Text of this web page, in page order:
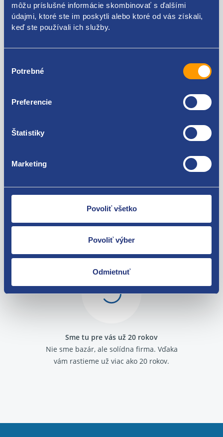
môžu príslušné informácie skombinovať s ďalšími
údajmi, ktoré ste im poskytli alebo ktoré od vás získali,
keď ste používali ich služby.
súhlasu
Potrebné
Preferencie
Štatistiky
Marketing
Povoliť všetko
Povoliť výber
Odmietnuť
Dacia Logan 2004 - 2008
Dacia Logan 2008 - 2013
Renault Clio III 2005 - 2009
Renault Espace IV 2006 - 2015
Renault Laguna II 2001 - 2005
Renault Mégane II 2006 - 2008
Renault Vel Satis
Za kvalitu ručíme!
Máme tisíce spokojných zákazníkov.
Pozrite sa na ichrecenzie.
Sme tu pre vás už 20 rokov
Nie sme bazár, ale solídna firma. Vďaka
vám rastieme už viac ako 20 rokov.